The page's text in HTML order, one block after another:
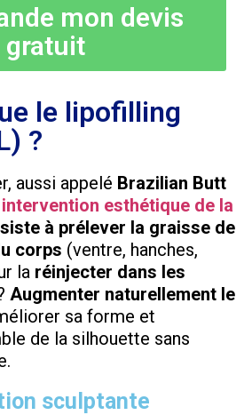
mon devis
gratuit
le lipofilling
?
aussi appelé Brazilian Butt
intervention esthétique de la
à prélever la graisse de
corps (ventre, hanches,
la réinjecter dans les
Augmenter naturellement le
sa forme et
de la silhouette sans
sculptante